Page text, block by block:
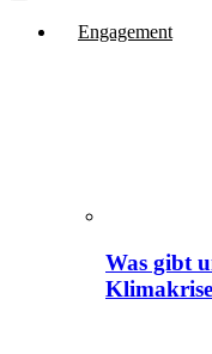
Engagement
Was gibt